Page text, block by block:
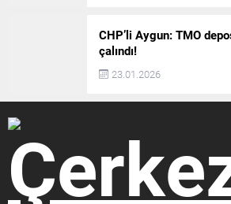
CHP’li Aygun: TMO
çalındı!
23.01.2026